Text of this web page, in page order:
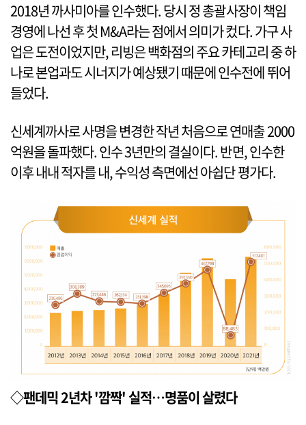
2018년 까사미아를 인수했다. 당시 정 총괄사장이 책임
경영에 나선 후 첫 M&A라는 점에서 의미가 컸다. 가구 사
업은 도전이었지만, 리빙은 백화점의 주요 카테고리 중 하
나로 본업과도 시너지가 예상됐기 때문에 인수전에 뛰어
들었다.
신세계까사로 사명을 변경한 작년 처음으로 연매출 2000
억원을 돌파했다. 인수 3년만의 결실이다. 반면, 인수한
이후 내내 적자를 내, 수익성 측면에선 아쉽단 평가다.
◇팬데믹 2년차 '깜짝' 실적…명품이 살렸다